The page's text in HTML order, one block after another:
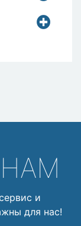
и
для нас!